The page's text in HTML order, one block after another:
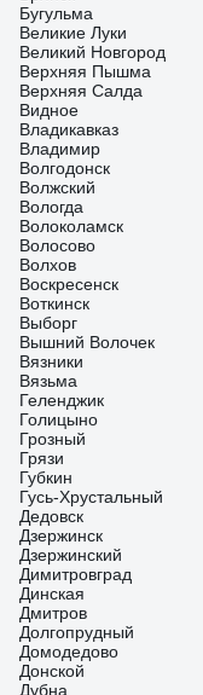
Бугульма
Великие Луки
Великий Новгород
Верхняя Пышма
Верхняя Салда
Видное
Владикавказ
Владимир
Волгодонск
Волжский
Вологда
Волоколамск
Волосово
Волхов
Воскресенск
Воткинск
Выборг
Вышний Волочек
Вязники
Вязьма
Геленджик
Голицыно
Грозный
Грязи
Губкин
Гусь-Хрустальный
Дедовск
Дзержинск
Дзержинский
Димитровград
Динская
Дмитров
Долгопрудный
Домодедово
Донской
Дубна